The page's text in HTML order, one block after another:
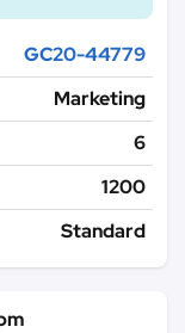
GC20-44779
Marketing
6
1200
Standard